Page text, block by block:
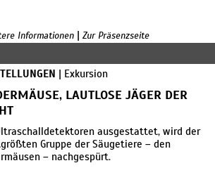
Informationen | Zur Präsenzseite
| Exkursion
LAUTLOSE JÄGER DER
ausgestattet, wird der
Gruppe der Säugetiere – den
– nachgespürt.